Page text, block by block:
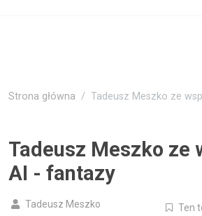
Strona główna Tadeusz Meszko ze
Tadeusz Meszko ze
AI - fantazy
Tadeusz Meszko
Ten